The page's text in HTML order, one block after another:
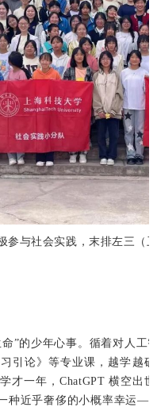
参与社会实践，末排左三（
”的少年心事。循着对人工
引论》等专业课，越学越
才一年，ChatGPT 横空出
种近乎奢侈的小概率幸运